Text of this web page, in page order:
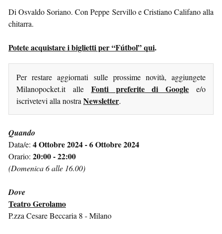
Di Osvaldo Soriano. Con Peppe Servillo e Cristiano Califano alla
chitarra.
Potete acquistare i biglietti per “Fútbol” qui.
Per restare aggiornati sulle prossime novità, aggiungete
Milanopocket.it alle Fonti preferite di Google e/o
iscrivetevi alla nostra Newsletter.
Quando
Data/e: 4 Ottobre 2024 - 6 Ottobre 2024
Orario: 20:00 - 22:00
(Domenica 6 alle 16.00)
Dove
Teatro Gerolamo
P.zza Cesare Beccaria 8 - Milano